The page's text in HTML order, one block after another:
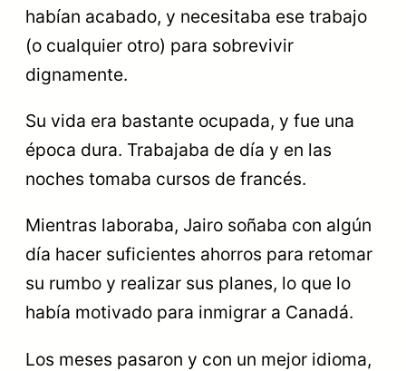
habían acabado, y necesitaba ese trabajo
(o cualquier otro) para sobrevivir
dignamente.
Su vida era bastante ocupada, y fue una
época dura. Trabajaba de día y en las
noches tomaba cursos de francés.
Mientras laboraba, Jairo soñaba con algún
día hacer suficientes ahorros para retomar
su rumbo y realizar sus planes, lo que lo
había motivado para inmigrar a Canadá.
Los meses pasaron y con un mejor idioma,